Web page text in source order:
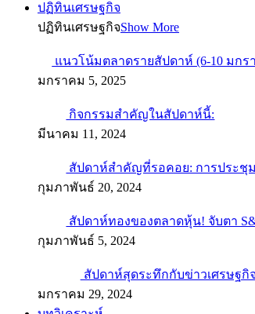
ปฏิทินเศรษฐกิจ
ปฏิทินเศรษฐกิจShow More
แนวโน้มตลาดรายสัปดาห์ (6-10 มก
มกราคม 5, 2025
กิจกรรมสำคัญในสัปดาห์นี้:
มีนาคม 11, 2024
สัปดาห์สำคัญที่รอคอย: การประชุ
กุมภาพันธ์ 20, 2024
สัปดาห์ทองของตลาดหุ้น! จับตา
กุมภาพันธ์ 5, 2024
สัปดาห์สุดระทึกกับข่าวเศรษฐ
มกราคม 29, 2024